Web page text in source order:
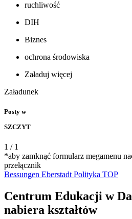
ruchliwość
DIH
Biznes
ochrona środowiska
Załaduj więcej
Załadunek
Posty w
SZCZYT
1 / 1
*aby zamknąć formularz megamenu
przełącznik
Bessungen Eberstadt Polityka TOP
Centrum Edukacji w
nabiera kształtów